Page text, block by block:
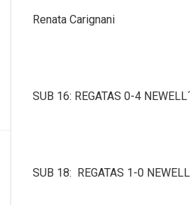
Renata Carignani
SUB 16: REGATAS 0-4
SUB 18: REGATAS 1-0